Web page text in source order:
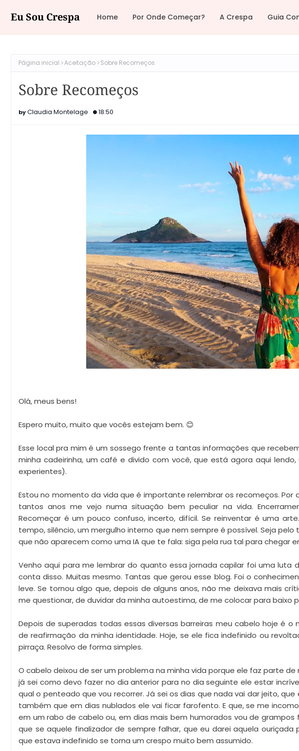
Eu Sou Crespa Home Por Onde Começar? A Crespa Guia
Página inicial Aceitação Sobre Recomeços
Sobre Recomeços
Claudia Montelage 18:50
Olá, meus bens!
Espero muito, muito que vocês estejam bem. 😊
Esse local pra mim é um sossego frente a tantas informações que
minha cadeirinha, um café e divido com você, que está agora aqui
experientes).
Estou no momento da vida que é importante relembrar os recomeços. Por
tantos anos me vejo numa situação bem peculiar na vida.
Recomeçar é um pouco confuso, incerto, difícil. Se reinventar é uma
tempo, silêncio, um mergulho interno que nem sempre é possível. Seja
que não aparecem como uma IA que te fala: siga pela rua tal para chegar
Venho aqui para me lembrar do quanto essa jornada capilar foi uma luta
conta disso. Muitas mesmo. Tantas que gerou esse blog. Foi o
leve. Se tornou algo que, depois de alguns anos, não me deixava mais
me questionar, de duvidar da minha autoestima, de me colocar para baixo
Depois de superadas todas essas diversas barreiras meu cabelo hoje é o
de reafirmação da minha identidade. Hoje, se ele fica indefinido ou
pirraça. Resolvo de forma simples.
O cabelo deixou de ser um problema na minha vida porque ele faz parte de
já sei como devo fazer no dia anterior para no dia seguinte ele estar
qual o penteado que vou recorrer. Já sei os dias que nada vai dar jeito,
também que em dias nublados ele vai ficar farofento. E que, se me
em um rabo de cabelo ou, em dias mais bem humorados vou de
que se aquele finalizador de sempre falhar, que eu darei aquela ouriçada
que estava indefinido se torna um crespo muito bem assumido.